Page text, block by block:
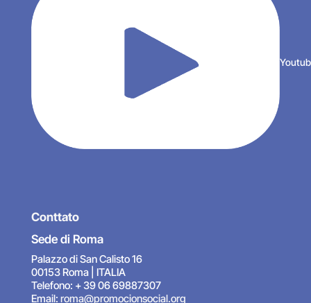
Conttato
Sede di Roma
Palazzo di San Calisto 16
00153 Roma | ITALIA
Telefono: + 39 06 69887307
Email: roma@promocionsocial.org